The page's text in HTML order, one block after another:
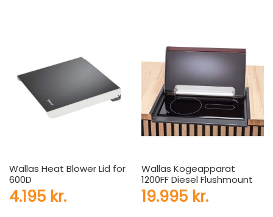
Wallas Heat Blower Lid for
600D
4.195 kr.
Wallas Kogeapparat
1200FF Diesel Flushmount
19.995 kr.